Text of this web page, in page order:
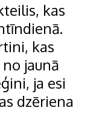
kas
kas
jaunā
ja esi
dzēriena